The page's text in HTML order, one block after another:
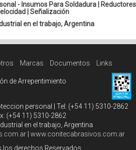
- Insumos Para Soldadura |
Reductores
| Señalización
en el trabajo, Argentina
Marcas Documentos Links
de Arrepentimiento
personal | Tel: (+54 11) 5310-2862
(+54 11) 5310-2862
en el trabajo, Argentina
www.conitecabrasivos.com.ar
derechos Reservados